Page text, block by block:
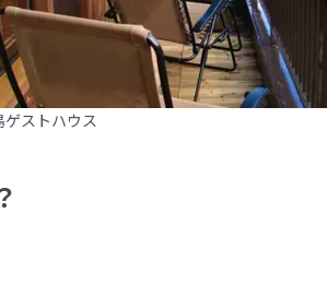
ゲストハウス